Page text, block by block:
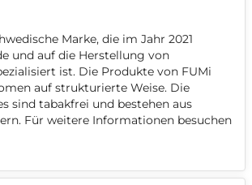
Marke, die im Jahr 2021
und auf die Herstellung von
ist. Die Produkte von FUMi
auf strukturierte Weise. Die
sind tabakfrei und bestehen aus
Für weitere Informationen besuchen